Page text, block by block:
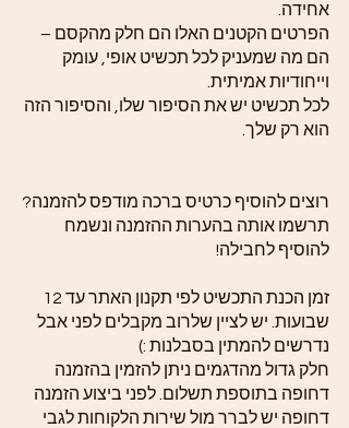
אחידה.
הפרטים הקטנים האלו הם חלק מהקסם –
הם מה שמעניק לכל תכשיט אופי, עומק
וייחודיות אמיתית.
לכל תכשיט יש את הסיפור שלו, והסיפור הזה
הוא רק שלך.
רוצים להוסיף כרטיס ברכה מודפס להזמנה?
תרשמו אותה בהערות ההזמנה ונשמח
להוסיף לחבילה!
זמן הכנת התכשיט לפי תקנון האתר עד 12
שבועות. יש לציין שלרוב מקבלים לפני אבל
נדרשים להמתין בסבלנות :)
חלק גדול מהדגמים ניתן להזמין בהזמנה
דחופה בתוספת תשלום. לפני ביצוע הזמנה
דחופה יש לברר מול שירות הלקוחות לגבי